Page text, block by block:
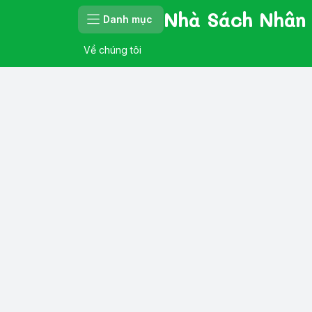
Danh mục Nhà Sách Nhân
Về chúng tôi